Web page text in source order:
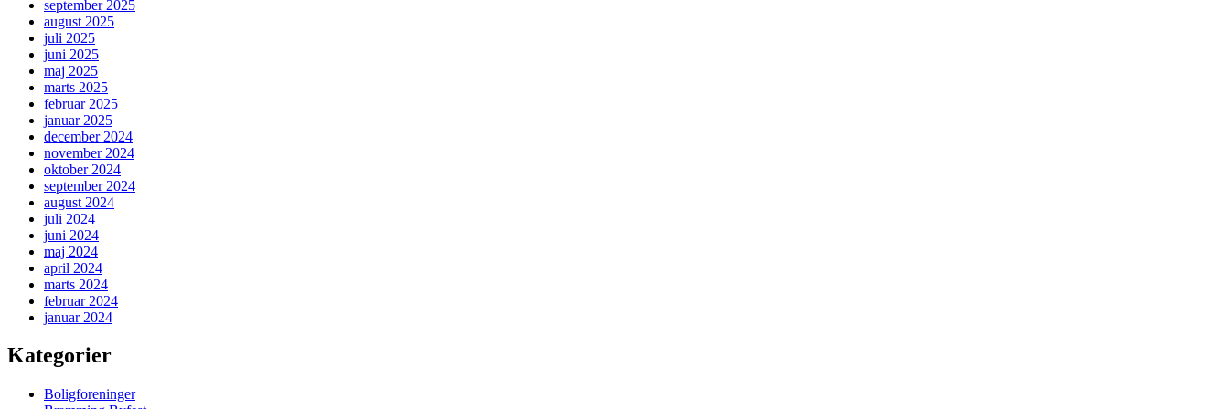
september 2025
august 2025
juli 2025
juni 2025
maj 2025
marts 2025
februar 2025
januar 2025
december 2024
november 2024
oktober 2024
september 2024
august 2024
juli 2024
juni 2024
maj 2024
april 2024
marts 2024
februar 2024
januar 2024
Kategorier
Boligforeninger